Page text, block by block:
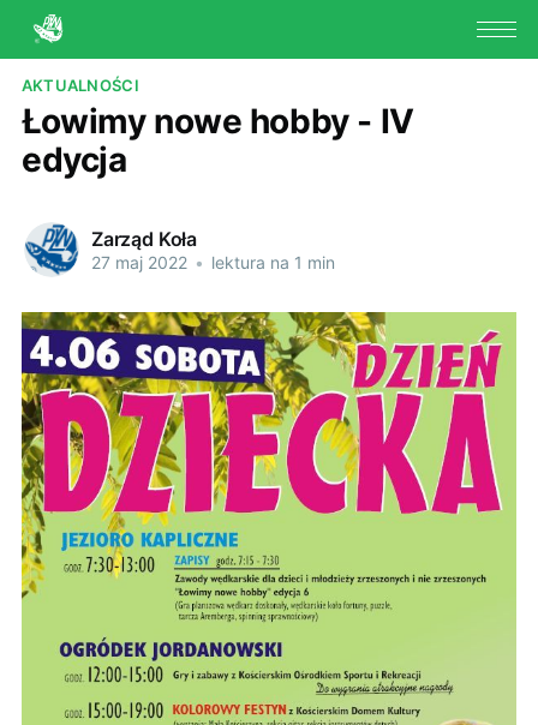
AKTUALNOŚCI
Łowimy nowe hobby - IV
edycja
Zarząd Koła
27 maj 2022 • lektura na 1 min